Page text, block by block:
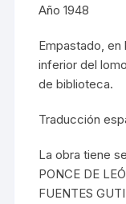
Año 1948
Empastado,
inferior del
de biblioteca.
Traducción
La obra tiene
PONCE DE
FUENTES